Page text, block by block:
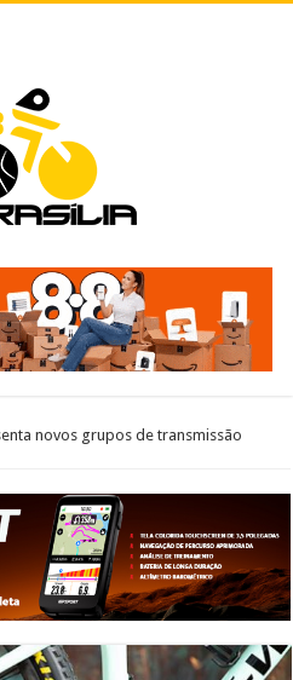
novos grupos de transmissão